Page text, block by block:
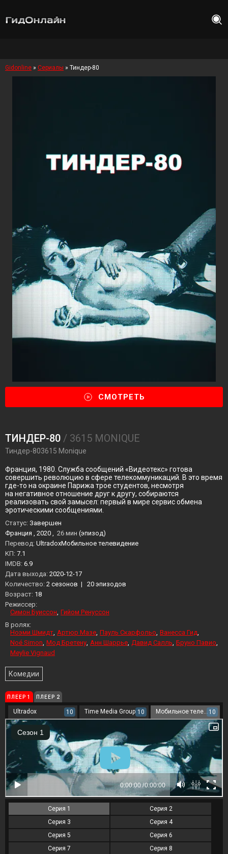
Gidonline » Сериалы » Тиндер-80
СМОТРЕТЬ
ТИНДЕР-80 / 3615 MONIQUE
Тиндер-803615 Monique
Франция, 1980. Служба сообщений «Видеотекс» готова
совершить революцию в сфере телекоммуникаций. В это время
где-то на окраине Парижа трое студентов, несмотря
на негативное отношение друг к другу, собираются
реализовать свой замысел: первый в мире сервис обмена
эротическими сообщениями.
Статус: Завершен
Франция , 2020 , 26 мин (эпизод)
Перевод: UltradoxМобильное телевидение
KП: 7.1
IMDB: 6.9
Дата выхода: 2020-12-17
Количество: 2 сезонов | 20 эпизодов
Возраст: 18
Режиссер:
Симон Буиссон Гийом Ренуссон
В ролях:
Ноэми Шмидт Артюр Мазе Пауль Скарфольо Ванесса Гид
Noé Simon Мод Бретену Анн Шаррье Давид Салль Бруно Павио
Meylie Vignaud
Комедии
ПЛЕЕР 1 ПЛЕЕР 2
Ultradox 10 Time Media Group 10 Мобильное телевидение 10
Серия 1
Серия 2
Серия 3
Серия 4
Серия 5
Серия 6
Серия 7
Серия 8